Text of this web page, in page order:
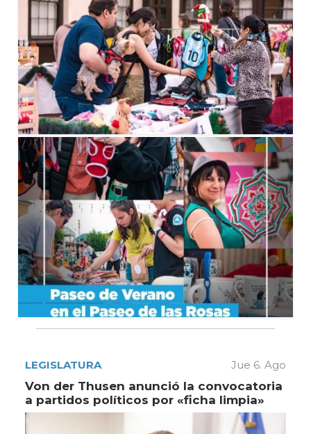
LEGISLATURA Jue 6. Ago
Von der Thusen anunció la convocatoria
a partidos políticos por «ficha limpia»